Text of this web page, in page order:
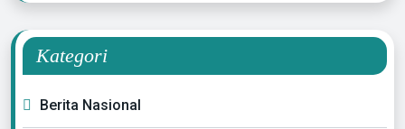
Kategori
Berita Nasional